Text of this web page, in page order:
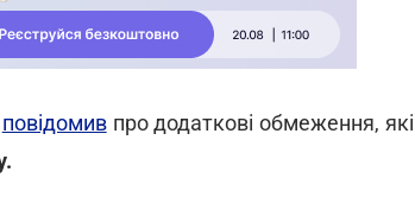
повідомивпро додаткові обмеження, які